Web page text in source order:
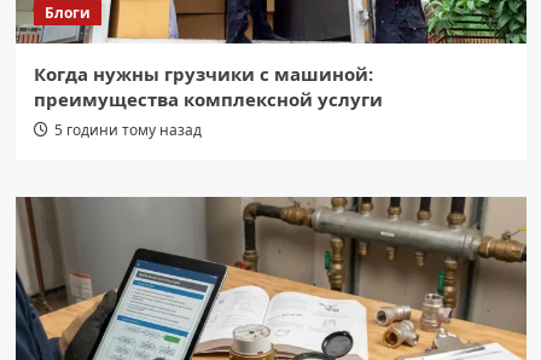
Блоги
Когда нужны грузчики с машиной:
преимущества комплексной услуги
5 години тому назад